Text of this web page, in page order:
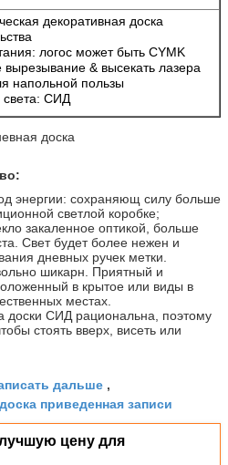
декоративная доска
логос может быть CYMK
вырезывание & высекать лазера
напольной пользы
света: СИД
энергии: сохраняющ силу больше
светлой коробке;
закаленное оптикой, больше
Свет будет более нежен и
дневных ручек метки.
шикарн. Приятный и
в крытое или виды в
местах.
доски СИД рациональна, поэтому
стоять вверх, висеть или
дальше ,
доска приведенная записи
цену для